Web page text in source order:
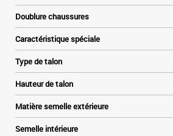
Doublure chaussures
Caractéristique spéciale
Type de talon
Hauteur de talon
Matière semelle extérieure
Semelle intérieure